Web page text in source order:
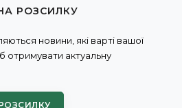
РОЗСИЛКУ
новини, які варті вашої
отримувати актуальну